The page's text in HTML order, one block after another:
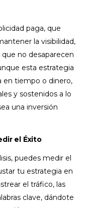
paga, que
la visibilidad,
no desaparecen
esta estrategia
en tiempo o dinero,
y sostenidos a lo
una inversión
el Éxito
puedes medir el
tu estrategia en
el tráfico, las
clave, dándote